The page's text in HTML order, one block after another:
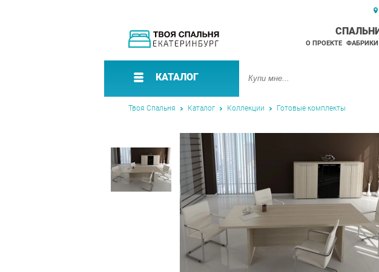
О ПРОЕКТЕ ФАБРИКИ
КАТАЛОГ
Твоя Спальня Каталог Коллекции Готовые комплекты